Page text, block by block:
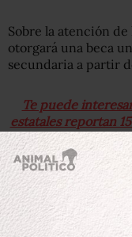
Sobre la atención de
otorgará una beca
secundaria a partir
Te puede
estatales reportan
También se
capital y habrá una
carreras
Politécnico Nacional.